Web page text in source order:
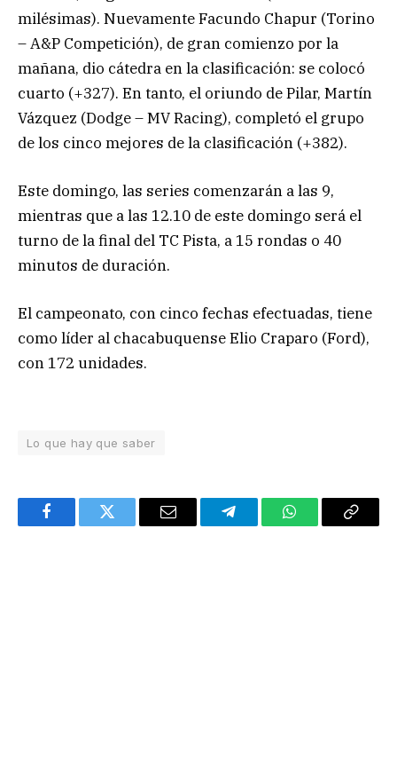
milésimas). Nuevamente Facundo Chapur (Torino
– A&P Competición), de gran comienzo por la
mañana, dio cátedra en la clasificación: se colocó
cuarto (+327). En tanto, el oriundo de Pilar, Martín
Vázquez (Dodge – MV Racing), completó el grupo
de los cinco mejores de la clasificación (+382).
Este domingo, las series comenzarán a las 9,
mientras que a las 12.10 de este domingo será el
turno de la final del TC Pista, a 15 rondas o 40
minutos de duración.
El campeonato, con cinco fechas efectuadas, tiene
como líder al chacabuquense Elio Craparo (Ford),
con 172 unidades.
Lo que hay que saber
FacebookTwitter Email TelegramWhatsAppCopy